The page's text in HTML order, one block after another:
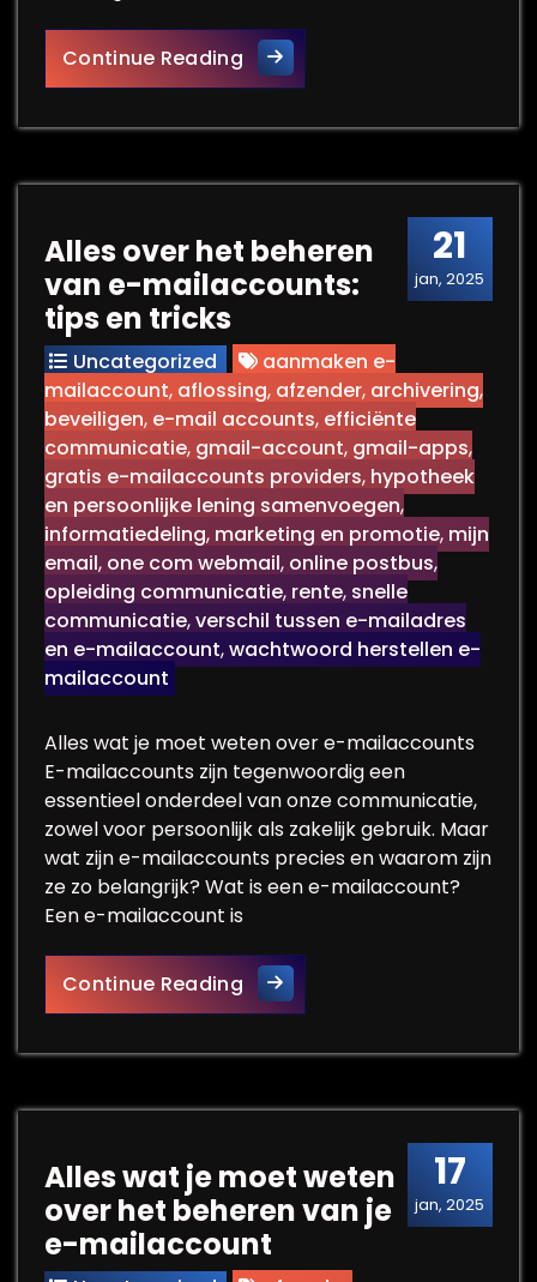
Continue ReadingHet Belang van een
21
jan, 2025
Alles over het beheren
van e-mailaccounts:
tips en tricks
Uncategorized
aanmaken e-
mailaccount, aflossing, afzender, archivering,
beveiligen, e-mail accounts, efficiënte
communicatie, gmail-account, gmail-apps,
gratis e-mailaccounts providers, hypotheek
en persoonlijke lening samenvoegen,
informatiedeling, marketing en promotie, mijn
email, one com webmail, online postbus,
opleiding communicatie, rente, snelle
communicatie,verschil tussen e-mailadres
en e-mailaccount,wachtwoord herstellen e-
mailaccount
Alles wat je moet weten over e-mailaccounts
E-mailaccounts zijn tegenwoordig een
essentieel onderdeel van onze communicatie,
zowel voor persoonlijk als zakelijk gebruik. Maar
wat zijn e-mailaccounts precies en waarom zijn
ze zo belangrijk? Wat is een e-mailaccount?
Een e-mailaccount is
Continue ReadingAlles over het beheren van
17
jan, 2025
Alles wat je moet weten
over het beheren van je
e-mailaccount